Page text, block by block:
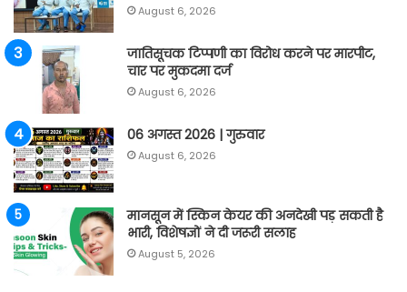
August 6, 2026
जातिसूचक टिप्पणी का विरोध करने पर मारपीट,
चार पर मुकदमा दर्ज
August 6, 2026
06 अगस्त 2026 | गुरुवार
August 6, 2026
मानसून में स्किन केयर की अनदेखी पड़ सकती है
भारी, विशेषज्ञों ने दी जरूरी सलाह
August 5, 2026